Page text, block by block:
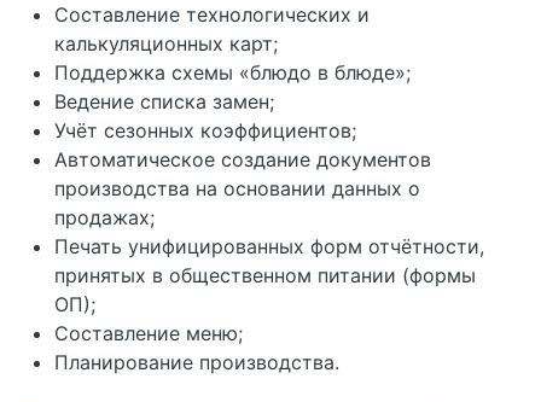
Составление технологических и
калькуляционных карт;
Поддержка схемы «блюдо в блюде»;
Ведение списка замен;
Учёт сезонных коэффициентов;
Автоматическое создание документов
производства на основании данных о
продажах;
Печать унифицированных форм отчётности,
принятых в общественном питании (формы
ОП);
Составление меню;
Планирование производства.